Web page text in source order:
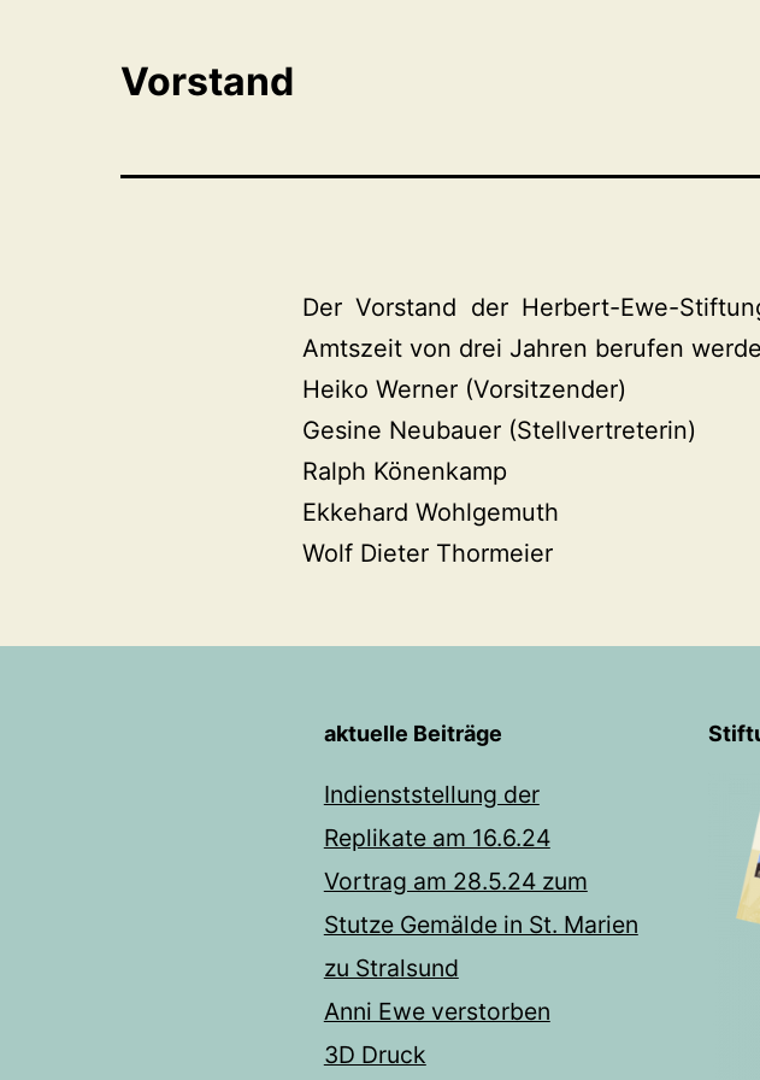
Vorstand
Der Vorstand der Herbert-Ewe-
Amtszeit von drei Jahren berufen
Heiko Werner (Vorsitzender)
Gesine Neubauer (Stellvertreterin)
Ralph Könenkamp
Ekkehard Wohlgemuth
Wolf Dieter Thormeier
aktuelle Beiträge
Indienststellung der
Replikate am 16.6.24
Vortrag am 28.5.24 zum
Stutze Gemälde in St. Marien
zu Stralsund
Anni Ewe verstorben
3D Druck